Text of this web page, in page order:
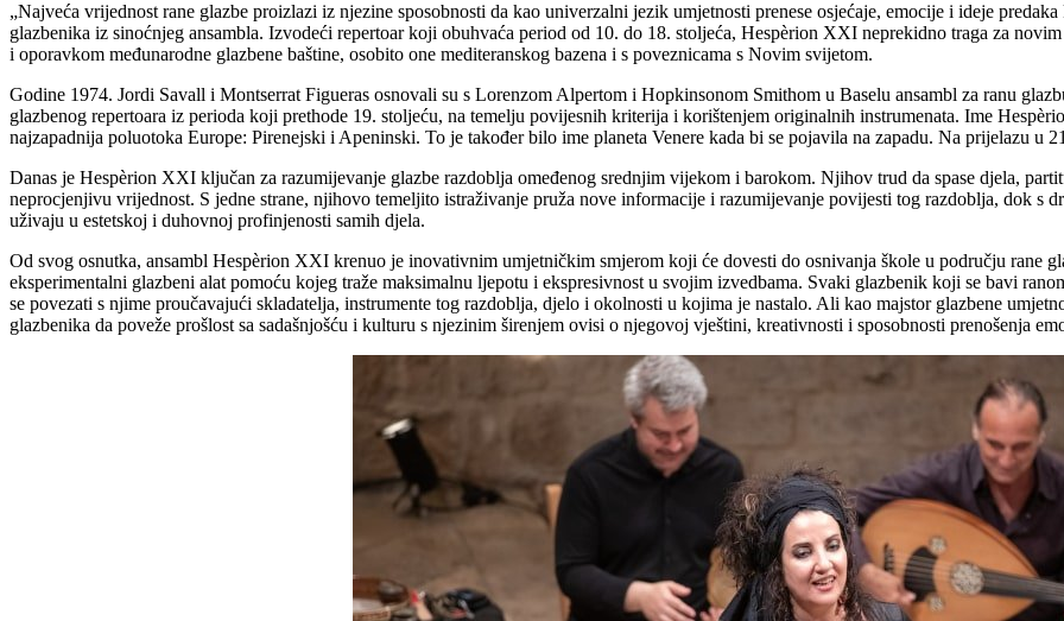
„Najveća vrijednost rane glazbe proizlazi iz njezine sposobnosti da kao univerzalni jezik umjetnosti prenese osjećaje, emocije i ideje
glazbenika iz sinoćnjeg ansambla. Izvodeći repertoar koji obuhvaća period od 10. do 18. stoljeća, Hespèrion XXI neprekidno traga za
i oporavkom međunarodne glazbene baštine, osobito one mediteranskog bazena i s poveznicama s Novim svijetom.
Godine 1974. Jordi Savall i Montserrat Figueras osnovali su s Lorenzom Alpertom i Hopkinsonom Smithom u Baselu ansambl za ranu
glazbenog repertoara iz perioda koji prethode 19. stoljeću, na temelju povijesnih kriterija i korištenjem originalnih instrumenata. Ime
najzapadnija poluotoka Europe: Pirenejski i Apeninski. To je također bilo ime planeta Venere kada bi se pojavila na zapadu. Na prijelazu u
Danas je Hespèrion XXI ključan za razumijevanje glazbe razdoblja omeđenog srednjim vijekom i barokom. Njihov trud da spase djela,
neprocjenjivu vrijednost. S jedne strane, njihovo temeljito istraživanje pruža nove informacije i razumijevanje povijesti tog razdoblja, dok s
uživaju u estetskoj i duhovnoj profinjenosti samih djela.
Od svog osnutka, ansambl Hespèrion XXI krenuo je inovativnim umjetničkim smjerom koji će dovesti do osnivanja škole u području rane
eksperimentalni glazbeni alat pomoću kojeg traže maksimalnu ljepotu i ekspresivnost u svojim izvedbama. Svaki glazbenik koji se bavi
se povezati s njime proučavajući skladatelja, instrumente tog razdoblja, djelo i okolnosti u kojima je nastalo. Ali kao majstor glazbene
glazbenika da poveže prošlost sa sadašnjošću i kulturu s njezinim širenjem ovisi o njegovoj vještini, kreativnosti i sposobnosti prenošenja